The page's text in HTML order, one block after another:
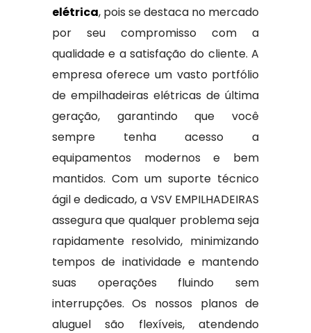
elétrica, pois se destaca no mercado
por seu compromisso com a
qualidade e a satisfação do cliente. A
empresa oferece um vasto portfólio
de empilhadeiras elétricas de última
geração, garantindo que você
sempre tenha acesso a
equipamentos modernos e bem
mantidos. Com um suporte técnico
ágil e dedicado, a VSV EMPILHADEIRAS
assegura que qualquer problema seja
rapidamente resolvido, minimizando
tempos de inatividade e mantendo
suas operações fluindo sem
interrupções. Os nossos planos de
aluguel são flexíveis, atendendo